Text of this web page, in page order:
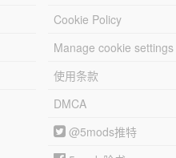
Cookie Policy
Manage cookie settings
使用条款
DMCA
@5mods推特